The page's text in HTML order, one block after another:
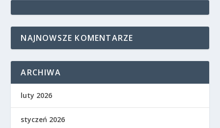
NAJNOWSZE KOMENTARZE
ARCHIWA
luty 2026
styczeń 2026